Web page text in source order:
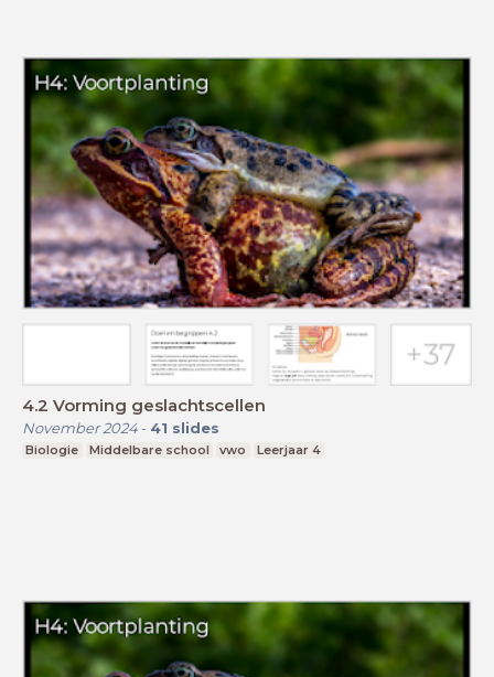
4.2 Vorming geslachtscellen
November 2024- 41 slides
Biologie Middelbare school vwo Leerjaar 4